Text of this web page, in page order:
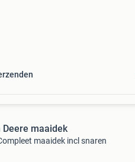
Deere maaidek
maaidek incl snaren